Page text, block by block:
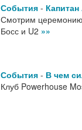
События -
Смотрим
Босс и U2 »»
События - В чем
Клуб Powerhouse